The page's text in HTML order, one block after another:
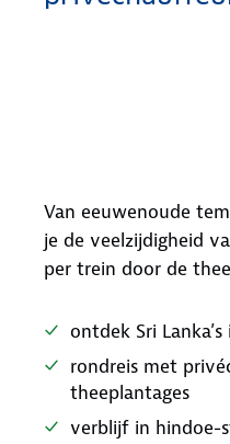
Van eeuwenoude
je de veelzijdigheid
per trein door de
ontdek Sri
rondreis met
theeplantages
verblijf in hindoe-